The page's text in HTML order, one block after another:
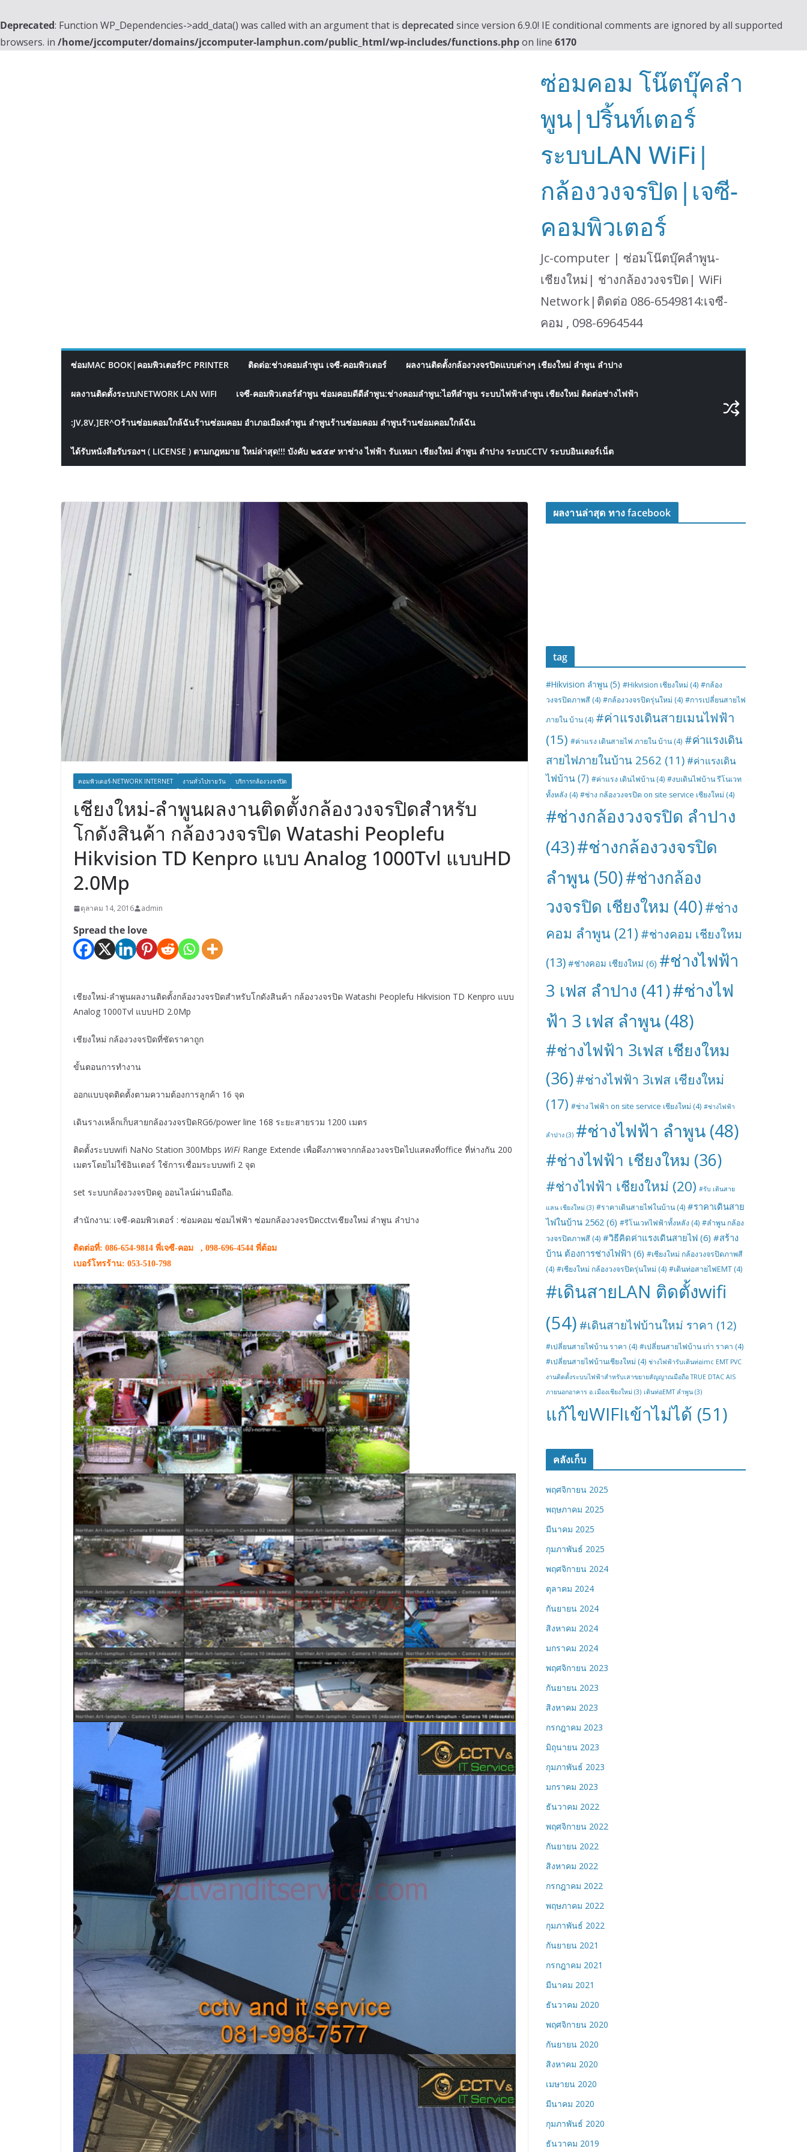
Deprecated: Function WP_Dependencies->add_data() was called with an argument that is deprecated since version 6.9.0! IE conditional comments are ignored by all supported
browsers. in /home/jccomputer/domains/jccomputer-lamphun.com/public_html/wp-includes/functions.phpon line 6170
ซ่อมคอม โน๊ตบุ๊คลำ
พูน|ปริ้นท์เตอร์
ระบบLAN WiFi|
กล้องวงจรปิด|เจซี-
คอมพิวเตอร์
Jc-computer | ซ่อมโน๊ตบุ๊คลำพูน-
เชียงใหม่| ช่างกล้องวงจรปิด| WiFi
Network|ติดต่อ 086-6549814:เจซี-
คอม , 098-6964544
ซ่อมMAC BOOK|คอมพิวเตอร์PC PRINTER ติดต่อ:ช่างคอมลำพูน เจซี-คอมพิวเตอร์ ผลงานติดตั้งกล้องวงจรปิดแบบต่างๆ เชียงใหม่ ลำพูน ลำปาง
ผลงานติดตั้งระบบNETWORK LAN WIFI เจซี-คอมพิวเตอร์ลำพูน ซ่อมคอมดีดีลำพูน:ช่างคอมลำพูน:ไอทีลำพูน ระบบไฟฟ้าลำพูน เชียงใหม่ ติดต่อช่างไฟฟ้า
:JV,8V,]ER^Oร้านซ่อมคอมใกล้ฉันร้านซ่อมคอม อำเภอเมืองลำพูน ลำพูนร้านซ่อมคอม ลำพูนร้านซ่อมคอมใกล้ฉัน
ได้รับหนังสือรับรองฯ ( LICENSE ) ตามกฎหมาย ใหม่ล่าสุด!!! บังคับ ๒๕๕๙ หาช่าง ไฟฟ้า รับเหมา เชียงใหม่ ลำพูน ลำปาง ระบบCCTV ระบบอินเตอร์เน็ต
คอมพิวเตอร์-NETWORK INTERNET งานทั่วไปรายวัน บริการกล้องวงจรปิด
เชียงใหม่-ลำพูนผลงานติดตั้งกล้องวงจรปิดสำหรับ
โกดังสินค้า กล้องวงจรปิด Watashi Peoplefu
Hikvision TD Kenpro แบบ Analog 1000Tvl แบบHD
2.0Mp
ตุลาคม 14, 2016 admin
Spread the love
เชียงใหม่-ลำพูนผลงานติดตั้งกล้องวงจรปิดสำหรับโกดังสินค้า กล้องวงจรปิด Watashi Peoplefu Hikvision TD Kenpro แบบ
Analog 1000Tvl แบบHD 2.0Mp
เชียงใหม่ กล้องวงจรปิดที่ชัดราคาถูก
ขั้นตอนการทำงาน
ออกแบบจุดติดตั้งตามความต้องการลูกค้า 16 จุด
เดินรางเหล็กเก็บสายกล้องวงจรปิดRG6/power line 168 ระยะสายรวม 1200 เมตร
ติดตั้งระบบwifi NaNo Station 300Mbps WiFi Range Extende เพื่อดึงภาพจากกล้องวงจรปิดไปแสดงที่office ที่ห่างกัน 200
เมตรโดยไม่ใช้อินเตอร์ ใช้การเชื่อมระบบwifi 2 จุด
set ระบบกล้องวงจรปิดดู ออนไลน์ผ่านมือถือ.
สำนักงาน: เจซี-คอมพิวเตอร์ : ซ่อมคอม ซ่อมไฟฟ้า ซ่อมกล้องวงจรปิดcctvเชียงใหม่ ลำพูน ลำปาง
ติดต่อที่: 086-654-9814 พี่เจซี-คอม , 098-696-4544 พี่ต้อม
เบอร์โทรร้าน: 053-510-798
ผลงานล่าสุด ทาง facebook
tag
#Hikvision ลำพูน (5) #Hikvision เชียงใหม่ (4) #กล้อง
วงจรปิดภาพสี (4) #กล้องวงจรปิดรุ่นใหม่ (4) #การเปลี่ยนสายไฟ
ภายใน บ้าน (4) #ค่าแรงเดินสายเมนไฟฟ้า
(15) #ค่าแรง เดินสายไฟ ภายใน บ้าน (4) #ค่าแรงเดิน
สายไฟภายในบ้าน 2562 (11) #ค่าแรงเดิน
ไฟบ้าน(7) #ค่าแรง เดินไฟบ้าน (4) #งบเดินไฟบ้าน รีโนเวท
ทั้งหลัง (4) #ช่าง กล้องวงจรปิด on site service เชียงใหม่ (4)
#ช่างกล้องวงจรปิด ลำปาง
(43)#ช่างกล้องวงจรปิด
ลำพูน (50)#ช่างกล้อง
วงจรปิด เชียงใหม (40)#ช่าง
คอม ลำพูน (21) #ช่างคอม เชียงใหม
(13) #ช่างคอม เชียงใหม่ (6) #ช่างไฟฟ้า
3 เฟส ลำปาง (41)#ช่างไฟ
ฟ้า 3 เฟส ลำพูน (48)
#ช่างไฟฟ้า 3เฟส เชียงใหม
(36)#ช่างไฟฟ้า 3เฟส เชียงใหม่
(17) #ช่าง ไฟฟ้า on site service เชียงใหม่ (4) #ช่างไฟฟ้า
ลำปาง (3) #ช่างไฟฟ้า ลำพูน (48)
#ช่างไฟฟ้า เชียงใหม (36)
#ช่างไฟฟ้า เชียงใหม่ (20) #รับ เดินสาย
แลน เชียงใหม่ (3) #ราคาเดินสายไฟในบ้าน (4) #ราคาเดินสาย
ไฟในบ้าน 2562 (6) #รีโนเวทไฟฟ้าทั้งหลัง (4) #ลำพูน กล้อง
วงจรปิดภาพสี (4) #วิธีคิดค่าแรงเดินสายไฟ (6) #สร้าง
บ้าน ต้องการช่างไฟฟ้า (6) #เชียงใหม่ กล้องวงจรปิดภาพสี
(4) #เชียงใหม่ กล้องวงจรปิดรุ่นใหม่ (4) #เดินท่อสายไฟEMT (4)
#เดินสายLAN ติดตั้งwifi
(54) #เดินสายไฟบ้านใหม่ ราคา (12)
#เปลี่ยนสายไฟบ้าน ราคา (4) #เปลี่ยนสายไฟบ้าน เก่า ราคา (4)
#เปลี่ยนสายไฟบ้านเชียงใหม่ (4) ช่างไฟฟ้ารับเดินท่อimc EMT PVC
งานติดตั้งระบบไฟฟ้าสำหรับเสาขยายสัญญาณมือถือ TRUE DTAC AIS
ภายนอกอาคาร อ.เมืองเชียงใหม่ (3) เดินท่อEMT ลำพูน (3)
แก้ไขWIFIเข้าไม่ได้ (51)
คลังเก็บ
พฤศจิกายน 2025
พฤษภาคม 2025
มีนาคม 2025
กุมภาพันธ์ 2025
พฤศจิกายน 2024
ตุลาคม 2024
กันยายน 2024
สิงหาคม 2024
มกราคม 2024
พฤศจิกายน 2023
กันยายน 2023
สิงหาคม 2023
กรกฎาคม 2023
มิถุนายน 2023
กุมภาพันธ์ 2023
มกราคม 2023
ธันวาคม 2022
พฤศจิกายน 2022
กันยายน 2022
สิงหาคม 2022
กรกฎาคม 2022
พฤษภาคม 2022
กุมภาพันธ์ 2022
กันยายน 2021
กรกฎาคม 2021
มีนาคม 2021
ธันวาคม 2020
พฤศจิกายน 2020
กันยายน 2020
สิงหาคม 2020
เมษายน 2020
มีนาคม 2020
กุมภาพันธ์ 2020
ธันวาคม 2019